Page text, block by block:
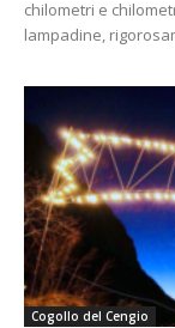
chilometri e
lampadine,
Cogollo del Cengio